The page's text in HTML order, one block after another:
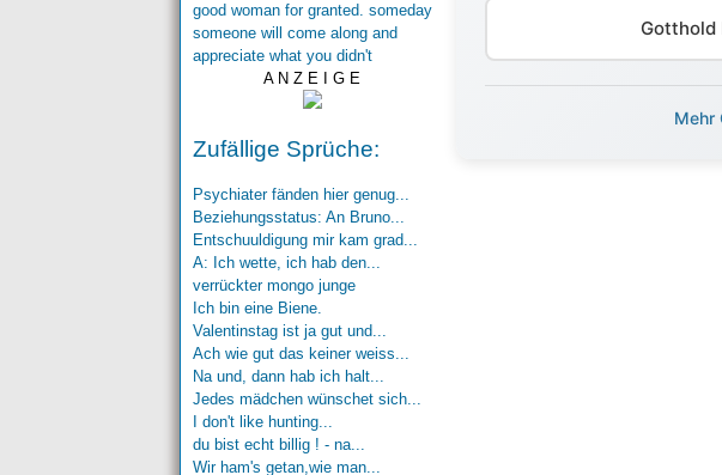
good woman for granted. someday
someone will come along and
appreciate what you didn't
A N Z E I G E
Zufällige Sprüche:
Psychiater fänden hier genug...
Beziehungsstatus: An Bruno...
Entschuuldigung mir kam grad...
A: Ich wette, ich hab den...
verrückter mongo junge
Ich bin eine Biene.
Valentinstag ist ja gut und...
Ach wie gut das keiner weiss...
Na und, dann hab ich halt...
Jedes mädchen wünschet sich...
I don't like hunting...
du bist echt billig ! - na...
Wir ham's getan,wie man...
Gotthold
Mehr